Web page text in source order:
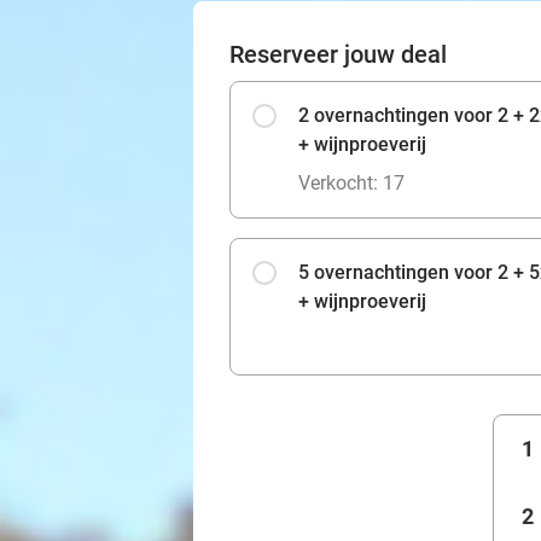
Reserveer jouw deal
2 overnachtingen voor 2 +
+ wijnproeverij
Verkocht: 17
5 overnachtingen voor 2 +
+ wijnproeverij
1
2